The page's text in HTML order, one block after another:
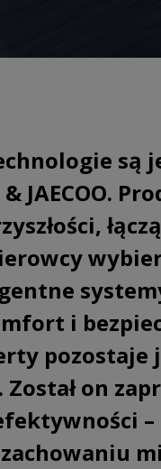
są
& JAECOO.
i
pozostaje
Został on